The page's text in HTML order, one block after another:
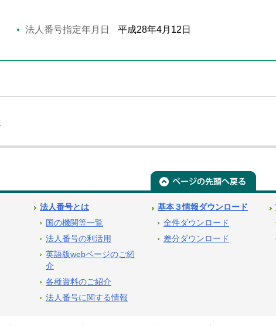
法人番号指定年月日 平成28年4月12日
法人番号とは
国の機関等一覧
法人番号の利活用
英語版webページのご紹
介
各種資料のご紹介
法人番号に関する情報
基本３情報ダウンロード
全件ダウンロード
差分ダウンロード